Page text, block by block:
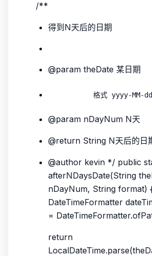
/**
得到N天后的日期
@param theDate 某日期
@param nDayNum N天
@return String N天后的日
@author kevin */ public
afterNDaysDate(String
nDayNum, String format)
DateTimeFormatter
=
return